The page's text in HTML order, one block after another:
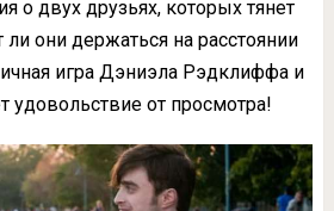
о двух друзьях, которых тянет
ли они держаться на расстоянии
игра Дэниэла Рэдклиффа и
удовольствие от просмотра!